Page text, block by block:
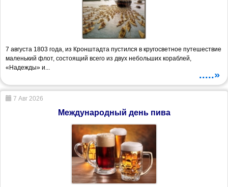
7 августа 1803 года, из Кронштадта пустился в кругосветное путешествие
маленький флот, состоящий всего из двух небольших кораблей,
«Надежды» и...
.....»
7 Авг 2026
Международный день пива